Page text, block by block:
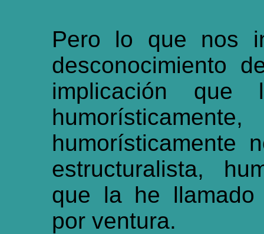
Pero lo que nos
desconocimiento
implicación
humorísticamente
estructuralista,
que la he llamado
por ventura.